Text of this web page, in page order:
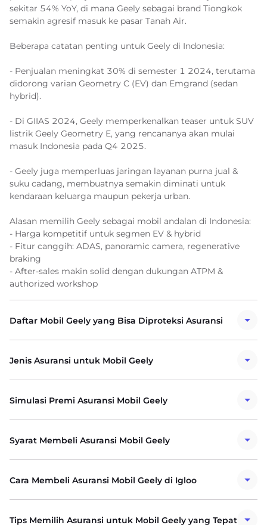
sekitar 54% YoY, di mana Geely sebagai brand Tiongkok
semakin agresif masuk ke pasar Tanah Air.
Beberapa catatan penting untuk Geely di Indonesia:
- Penjualan meningkat 30% di semester 1 2024, terutama
didorong varian Geometry C (EV) dan Emgrand (sedan
hybrid).
- Di GIIAS 2024, Geely memperkenalkan teaser untuk SUV
listrik Geely Geometry E, yang rencananya akan mulai
masuk Indonesia pada Q4 2025.
- Geely juga memperluas jaringan layanan purna jual &
suku cadang, membuatnya semakin diminati untuk
kendaraan keluarga maupun pekerja urban.
Alasan memilih Geely sebagai mobil andalan di Indonesia:
- Harga kompetitif untuk segmen EV & hybrid
- Fitur canggih: ADAS, panoramic camera, regenerative
braking
- After-sales makin solid dengan dukungan ATPM &
authorized workshop
Daftar Mobil Geely yang Bisa Diproteksi Asuransi
Jenis Asuransi untuk Mobil Geely
Simulasi Premi Asuransi Mobil Geely
Syarat Membeli Asuransi Mobil Geely
Cara Membeli Asuransi Mobil Geely di Igloo
Tips Memilih Asuransi untuk Mobil Geely yang Tepat